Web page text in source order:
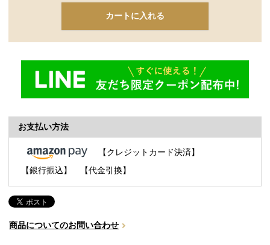
カートに入れる
お支払い方法
【クレジットカード決済】
【銀行振込】
【代金引換】
商品についてのお問い合わせ